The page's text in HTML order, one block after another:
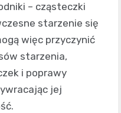
– cząsteczki
starzenie się
więc przyczynić
starzenia,
i poprawy
jej